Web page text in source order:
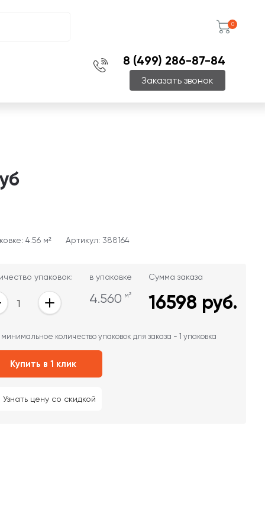
0
8 (499) 286-87-84
Заказать звонок
4.56 м² Артикул: 388164
упаковок: в упаковке
4.560 м²
Сумма заказа
16598 руб.
количество упаковок для заказа - 1 упаковка
Купить в 1 клик
Узнать цену со скидкой